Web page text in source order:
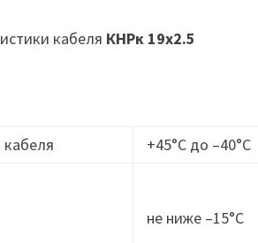
кабеля КНРк 19х2.5
+45°С до –40°С
не ниже –15°C